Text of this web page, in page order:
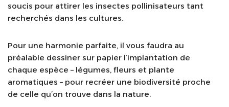
soucis pour attirer les insectes pollinisateurs tant
recherchés dans les cultures.
Pour une harmonie parfaite, il vous faudra au
préalable dessiner sur papier l’implantation de
chaque espèce – légumes, fleurs et plante
aromatiques – pour recréer une biodiversité proche
de celle qu’on trouve dans la nature.